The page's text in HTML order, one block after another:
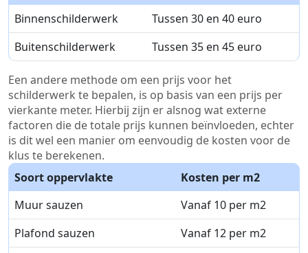
Binnenschilderwerk
Tussen 30 en 40 euro
Buitenschilderwerk
Tussen 35 en 45 euro
Een andere methode om een prijs voor het
schilderwerk te bepalen, is op basis van een prijs per
vierkante meter. Hierbij zijn er alsnog wat externe
factoren die de totale prijs kunnen beïnvloeden, echter
is dit wel een manier om eenvoudig de kosten voor de
klus te berekenen.
Soort oppervlakte
Kosten per m2
Muur sauzen
Vanaf 10 per m2
Plafond sauzen
Vanaf 12 per m2